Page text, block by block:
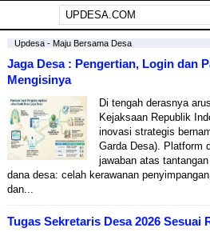
Updesa - Maju Bersama Desa
Jaga Desa : Pengertian, Login dan
Mengisinya
Di tengah derasnya
Kejaksaan Republik
inovasi strategis
Garda Desa). Platform
jawaban atas
dana desa: celah kerawanan
dan...
Tugas Sekretaris Desa 2026 Sesuai